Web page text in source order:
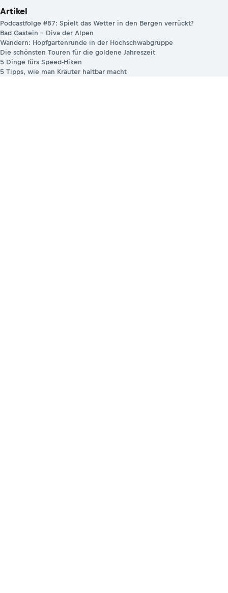
Artikel
Podcastfolge #87: Spielt das Wetter in den Bergen verrückt?
Bad Gastein – Diva der Alpen
Wandern: Hopfgartenrunde in der Hochschwabgruppe
Die schönsten Touren für die goldene Jahreszeit
5 Dinge fürs Speed-Hiken
5 Tipps, wie man Kräuter haltbar macht